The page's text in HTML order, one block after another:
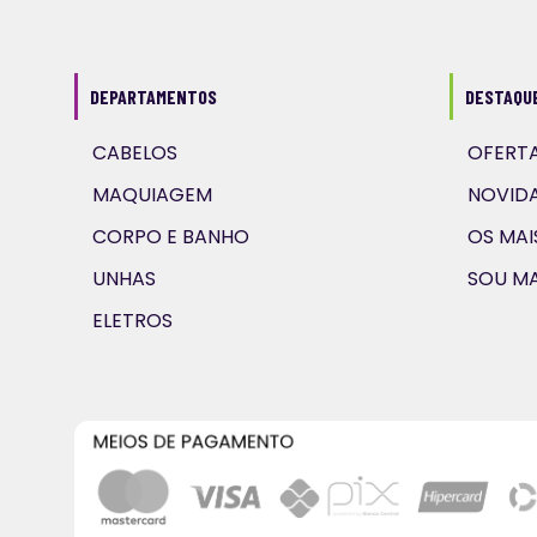
DEPARTAMENTOS
CABELOS
MAQUIAGEM
CORPO E BANHO
UNHAS
ELETROS
OS
SOU